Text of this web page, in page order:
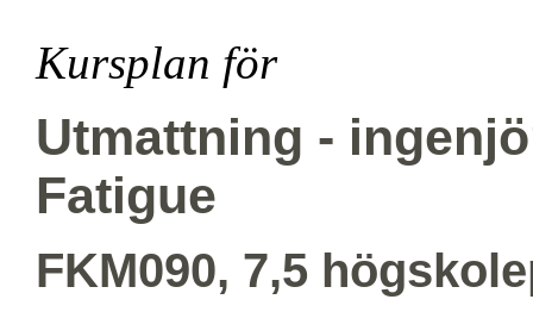
Kursplan för
Utmattning -
Fatigue
FKM090, 7,5